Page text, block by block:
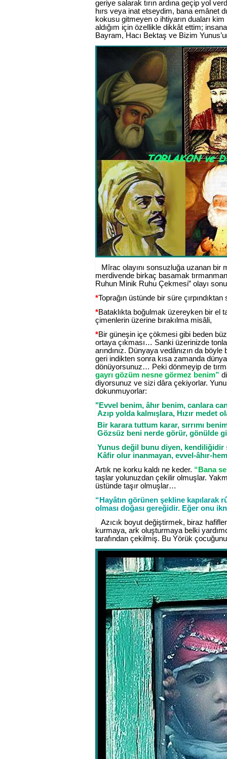
geriye salarak tırın ardına geçip yol
hırs veya inat etseydim, bana emânet
kokusu gitmeyen o ihtiyarın duaları
aldığım için özellikle dikkât ettim;
Bayram, Hacı Bektaş ve Bizim
Mîrac olayını sonsuzluğa uzanan
merdivende birkaç basamak
Ruhun Minik Ruhu Çekmesi” olayı
*Toprağın üstünde bir süre
*Bataklıkta boğulmak üzereyken bir el
çimenlerin üzerine bırakılma misâli,
*Bir güneşin içe çökmesi gibi beden
ortaya çıkması… Sanki üzerinizde
arındınız. Dünyaya vedânızın da
geri indikten sonra kısa zamanda
dönüyorsunuz… Peki dönmeyip de
gayrı gözüm nesne görmez benim”
diyorsunuz ve sizi dâra çekiyorlar.
dokunmuyorlar:
"Evvel benim, âhır benim, canlara
Azıp yolda kalmışlara, Hızır medet
Bir karara tuttum karar, sırrımı
Gözsüz beni nerde görür, gönülde
Yunus değil bunu diyen, kendiliğidir
Kâfir olur inanmayan, evvel-âhır-
Artık ne korku kaldı ne keder. “Bana
taşlar yolunuzdan çekilir olmuşlar.
üstünde taşır olmuşlar…
“Hayâtın görünen şekline kapılarak
olması doğası gereğidir. Eğer onu
Azıcık boyut değiştirmek, biraz
kurmaya, ark oluşturmaya belki
tarafından çekilmiş. Bu Yörük